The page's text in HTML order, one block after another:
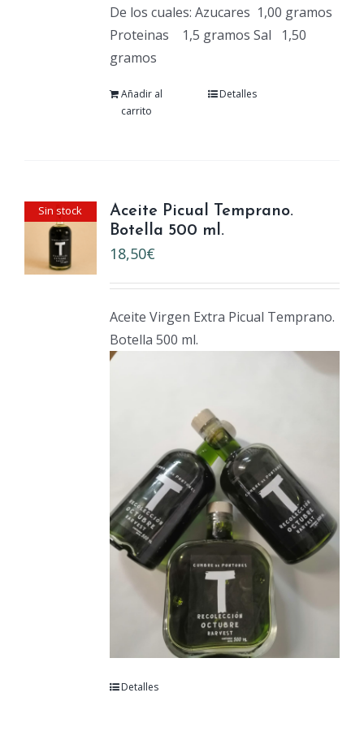
De los cuales: Azucares 1,00 gramos
Proteinas
1,5 gramos Sal
1,50
gramos
Añadir al
carrito
Detalles
Sin stock
Aceite Picual Temprano.
Botella 500 ml.
18,50€
Aceite Virgen Extra Picual Temprano.
Botella 500 ml.
Detalles